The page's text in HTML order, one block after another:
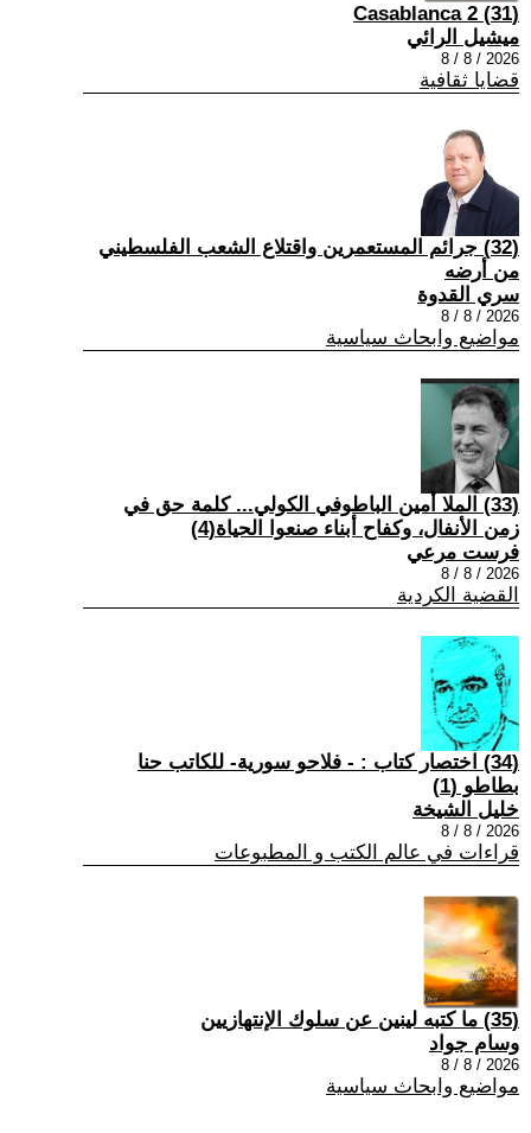
(31) Casablanca 2
ميشيل الرائي
2026 / 8 / 8
قضايا ثقافية
(32) جرائم المستعمرين واقتلاع الشعب الفلسطيني
من أرضه
سري القدوة
2026 / 8 / 8
مواضيع وابحاث سياسية
(33) الملا أمين الباطوفي الكولي... كلمة حق في
زمن الأنفال، وكفاح أبناء صنعوا الحياة(4)
فرست مرعي
2026 / 8 / 8
القضية الكردية
(34) اختصار كتاب : - فلاحو سورية- للكاتب حنا
بطاطو (1)
خليل الشيخة
2026 / 8 / 8
قراءات في عالم الكتب و المطبوعات
(35) ما كتبه لينين عن سلوك الإنتهازيين
وسام جواد
2026 / 8 / 8
مواضيع وابحاث سياسية